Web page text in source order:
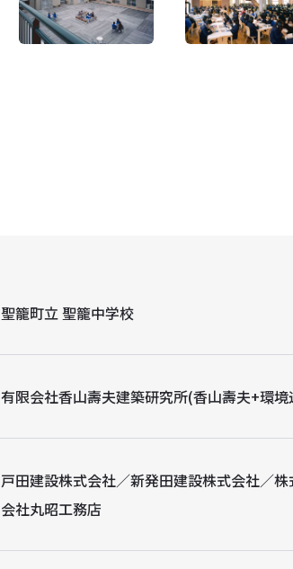
聖籠町立 聖籠中学校
有限会社香山壽夫建築研究所(香山壽夫+環
戸田建設株式会社／新発田建設株式会社／
会社丸昭工務店